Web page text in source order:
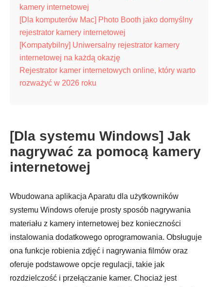
kamery internetowej
[Dla komputerów Mac] Photo Booth jako domyślny
rejestrator kamery internetowej
[Kompatybilny] Uniwersalny rejestrator kamery
internetowej na każdą okazję
Rejestrator kamer internetowych online, który warto
rozważyć w 2026 roku
[Dla systemu Windows] Jak
nagrywać za pomocą kamery
internetowej
Wbudowana aplikacja Aparatu dla użytkowników
systemu Windows oferuje prosty sposób nagrywania
materiału z kamery internetowej bez konieczności
instalowania dodatkowego oprogramowania. Obsługuje
ona funkcje robienia zdjęć i nagrywania filmów oraz
oferuje podstawowe opcje regulacji, takie jak
rozdzielczość i przełączanie kamer. Chociaż jest